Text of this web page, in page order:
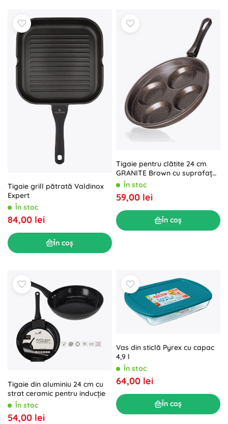
Tigaie grill pătrată Valdinox
Expert
În stoc
84,00 lei
În coș
Tigaie pentru clătite 24 cm
GRANITE Brown cu suprafață
antiaderentă
În stoc
59,00 lei
În coș
Tigaie din aluminiu 24 cm cu
strat ceramic pentru inducție
În stoc
54,00 lei
Vas din sticlă Pyrex cu capac
4,9 l
În stoc
64,00 lei
În coș